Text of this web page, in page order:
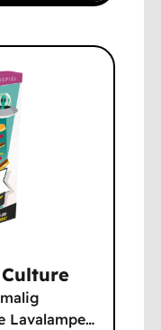
Lavalampe…